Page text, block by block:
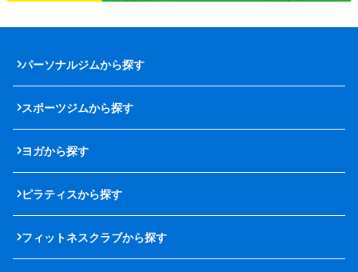
パーソナルジムから探す
スポーツジムから探す
ヨガから探す
ピラティスから探す
フィットネスクラブから探す